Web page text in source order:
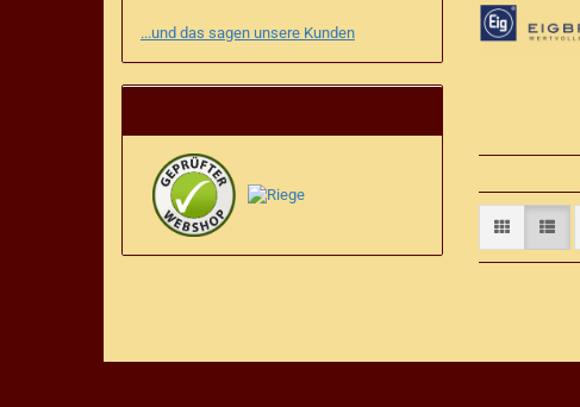
...und das sagen unsere Kunden